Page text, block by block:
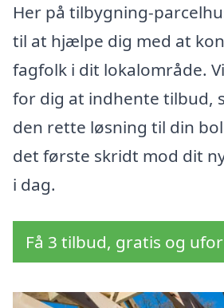
Her på tilbygning-
til at hjælpe dig med at
fagfolk i dit lokalområde.
for dig at indhente tilbud,
den rette løsning til din
det første skridt mod dit
i dag.
Få 3 tilbud, gratis og